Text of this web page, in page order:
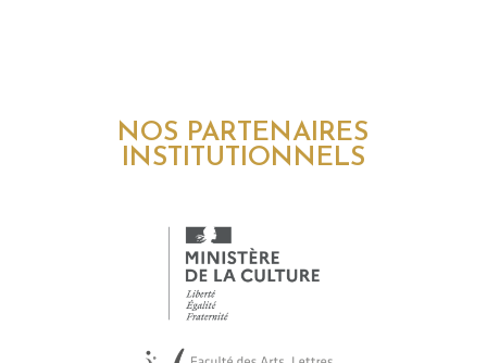
NOS PARTENAIRES
INSTITUTIONNELS